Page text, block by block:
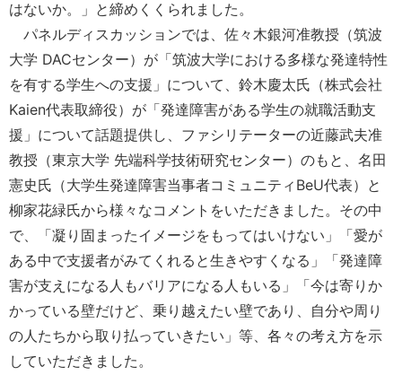
はないか。」と締めくくられました。
パネルディスカッションでは、佐々木銀河准教授（筑波
大学 DACセンター）が「筑波大学における多様な発達特性
を有する学生への支援」について、鈴木慶太氏（株式会社
Kaien代表取締役）が「発達障害がある学生の就職活動支
援」について話題提供し、ファシリテーターの近藤武夫准
教授（東京大学 先端科学技術研究センター）のもと、名田
憲史氏（大学生発達障害当事者コミュニティBeU代表）と
柳家花緑氏から様々なコメントをいただきました。その中
で、「凝り固まったイメージをもってはいけない」「愛が
ある中で支援者がみてくれると生きやすくなる」「発達障
害が支えになる人もバリアになる人もいる」「今は寄りか
かっている壁だけど、乗り越えたい壁であり、自分や周り
の人たちから取り払っていきたい」等、各々の考え方を示
していただきました。